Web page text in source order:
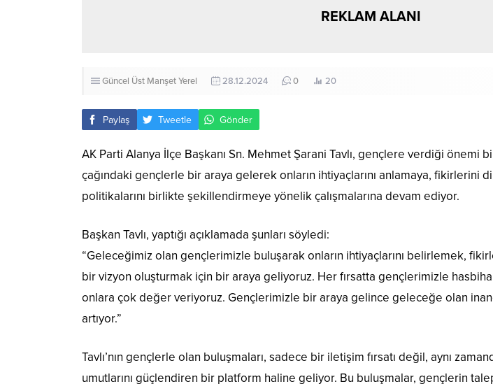
REKLAM ALANI
Güncel Üst ManşetYerel 28.12.2024 0 20
Paylaş Tweetle Gönder
AK Parti Alanya İlçe Başkanı Sn. Mehmet Şarani Tavlı, gençlere verdiği önemi
çağındaki gençlerle bir araya gelerek onların ihtiyaçlarını anlamaya, fikirlerini
politikalarını birlikte şekillendirmeye yönelik çalışmalarına devam ediyor.
Başkan Tavlı, yaptığı açıklamada şunları söyledi:
“Geleceğimiz olan gençlerimizle buluşarak onların ihtiyaçlarını belirlemek,
bir vizyon oluşturmak için bir araya geliyoruz. Her fırsatta gençlerimizle
onlara çok değer veriyoruz. Gençlerimizle bir araya gelince geleceğe olan
artıyor.”
Tavlı’nın gençlerle olan buluşmaları, sadece bir iletişim fırsatı değil, aynı
umutlarını güçlendiren bir platform haline geliyor. Bu buluşmalar, gençlerin